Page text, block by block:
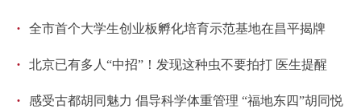
· 全市首个大学生创业板孵化培育示范基地在昌平揭牌
· 北京已有多人“中招”！发现这种虫不要拍打 医生提醒
·
感受古都胡同魅力 倡导科学体重管理 “福地东四”胡同悦